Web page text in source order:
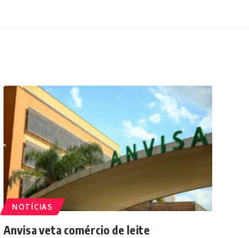
NOTÍCIAS
Anvisa veta comércio de leite